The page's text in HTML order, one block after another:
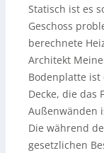
Statisch ist es
Geschoss
berechnete
Architekt
Bodenplatte
Decke, die das
Außenwänden
Die während
gesetzlichen